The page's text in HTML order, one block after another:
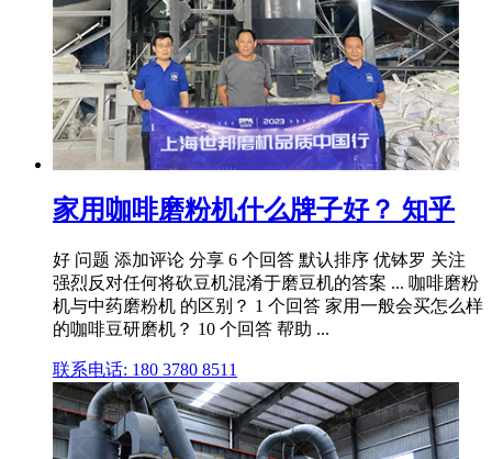
家用咖啡磨粉机什么牌子好？ 知乎
好 问题 添加评论 分享 6 个回答 默认排序 优钵罗 关注
强烈反对任何将砍豆机混淆于磨豆机的答案 ... 咖啡磨粉
机与中药磨粉机 的区别？ 1 个回答 家用一般会买怎么样
的咖啡豆研磨机？ 10 个回答 帮助 ...
联系电话: 180 3780 8511